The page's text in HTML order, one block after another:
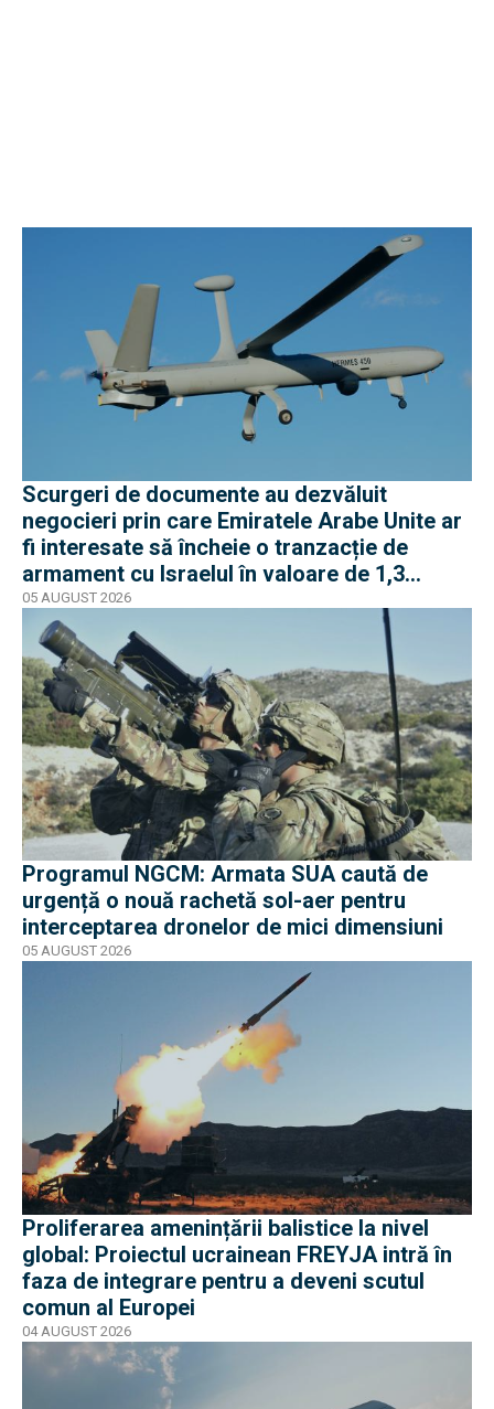
Scurgeri de documente au dezvăluit
negocieri prin care Emiratele Arabe Unite ar
fi interesate să încheie o tranzacție de
armament cu Israelul în valoare de 1,3
miliarde de dolari
05 AUGUST 2026
Programul NGCM: Armata SUA caută de
urgență o nouă rachetă sol-aer pentru
interceptarea dronelor de mici dimensiuni
05 AUGUST 2026
Proliferarea amenințării balistice la nivel
global: Proiectul ucrainean FREYJA intră în
faza de integrare pentru a deveni scutul
comun al Europei
04 AUGUST 2026